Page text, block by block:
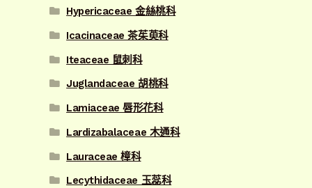
Hypericaceae 金絲桃科
Icacinaceae 茶茱萸科
Iteaceae 鼠刺科
Juglandaceae 胡桃科
Lamiaceae 唇形花科
Lardizabalaceae 木通科
Lauraceae 樟科
Lecythidaceae 玉蕊科